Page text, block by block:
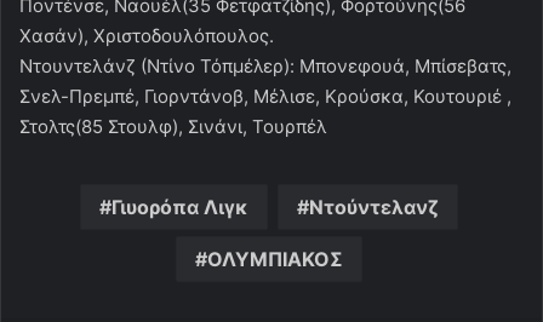
Ποντένσε, Ναουέλ(35 Φετφατζίδης), Φορτούνης(56
Χασάν), Χριστοδουλόπουλος.
Ντουντελάνζ (Ντίνο Τόπμέλερ): Μπονεφουά, Μπίσεβατς,
Σνελ-Πρεμπέ, Γιορντάνοβ, Μέλισε, Κρούσκα, Κουτουριέ ,
Στολτς(85 Στουλφ), Σινάνι, Τουρπέλ
Γιυορόπα Λιγκ Ντούντελανζ
ΟΛΥΜΠΙΑΚΟΣ